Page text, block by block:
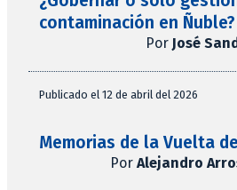
contaminación en Ñuble?
Por José
Publicado el 12 de abril del 2026
Memorias de la Vuelta
Por Alejandro